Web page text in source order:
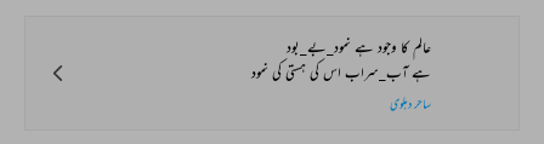
عالم کا وجود ہے نمود_بے_بود
ہے آب_سراب اس کی ہستی کی نمود
ساحر دہلوی